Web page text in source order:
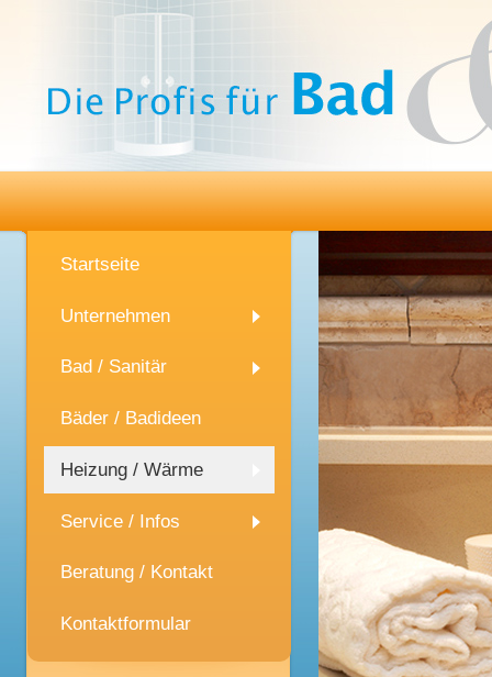
Startseite
Unternehmen
Bad / Sanitär
Bäder / Badideen
Heizung / Wärme
Service / Infos
Beratung / Kontakt
Kontaktformular